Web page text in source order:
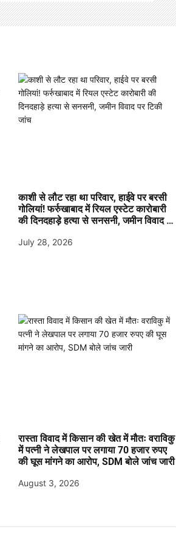
काशी से लौट रहा था परिवार, हाईवे पर बरसी
गोलियां! फर्रुखाबाद में रियल एस्टेट कारोबारी
की दिनदहाड़े हत्या से सनसनी, जमीन विवाद पर
July 28, 2026
रास्ता विवाद में किसान की खेत में मौतः वराविकु
में पत्नी ने लेखपाल पर लगाया 70 हजार रुपए
की घूस मांगने का आरोप, SDM बोले जांच जारी
August 3, 2026